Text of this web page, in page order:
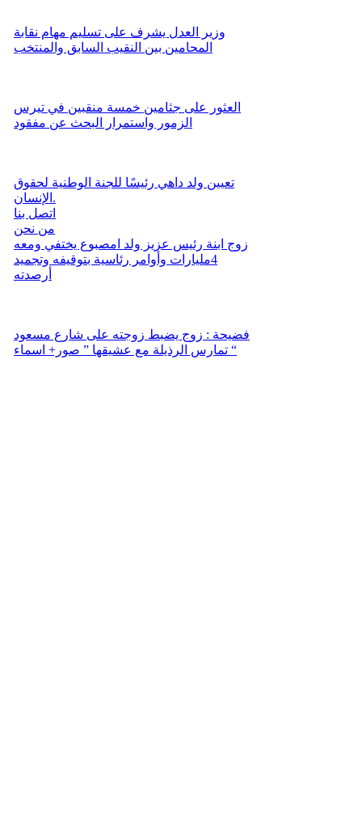
وزير العدل يشرف على تسليم مهام نقابة
المحامين بين النقيب السابق والمنتخب
العثور على جثامين خمسة منقبين في تيرس
الزمور واستمرار البحث عن مفقود
تعيين ولد داهي رئيسًا للجنة الوطنية لحقوق
الإنسان.
اتصل بنا
من نحن
زوج ابنة رئيس عزيز ولد امصبوع يختفي ومعه
4مليارات وأوامر رئاسية بتوقيفه وتجميد
أرصدته
فضيحة : زوج يضبط زوجته على شارع مسعود
تمارس الرذيلة مع عشيقها ” صور+ اسماء “